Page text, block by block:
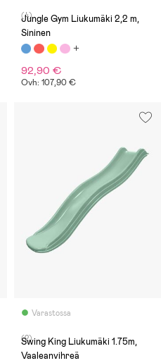
(4)
Jungle Gym Liukumäki 2,2 m,
Sininen
92,90 €
Ovh: 107,90 €
Varastossa
(2)
Swing King Liukumäki 1.75m,
Vaaleanvihreä